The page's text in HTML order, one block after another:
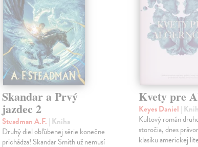
Skandar a Prvý
jazdec 2
Steadman A.F. | Kniha
Druhý diel obľúbenej série konečne
prichádza! Skandar Smith už nemusí
Kvety pre
Keyes Daniel |
Kultový román
storočia, dnes
klasiku americkej